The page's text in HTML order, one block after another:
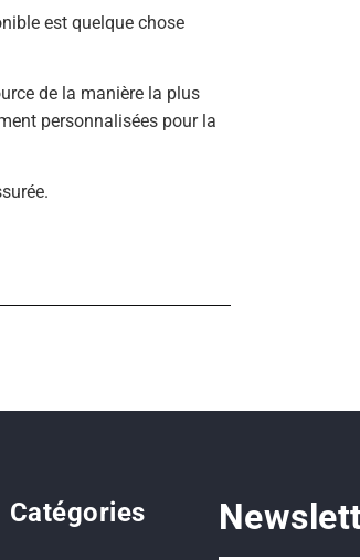
est quelque chose
de la manière la plus
personnalisées pour la
Catégories